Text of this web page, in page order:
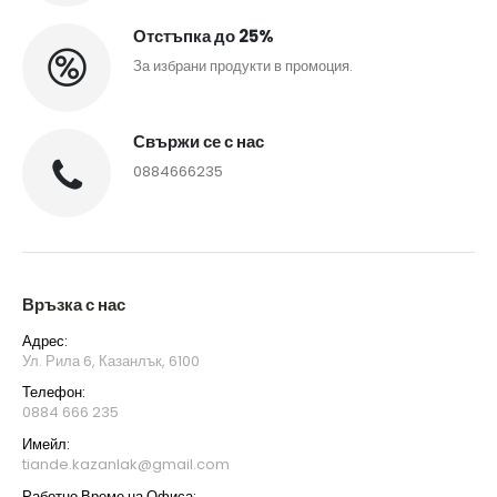
Отстъпка до 25%
За избрани продукти в промоция.
Свържи се с нас
0884666235
Връзка с нас
Адрес:
Ул. Рила 6, Казанлък, 6100
Телефон:
0884 666 235
Имейл:
tiande.kazanlak@gmail.com